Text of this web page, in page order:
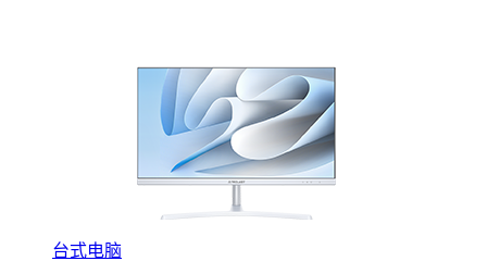
台式电脑